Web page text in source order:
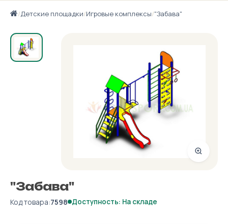
Каталог товаров
Портфолио
/Детские площадки/Игровые комплексы/"Забава"
"Забава"
Код товара:7598 Доступность: На складе